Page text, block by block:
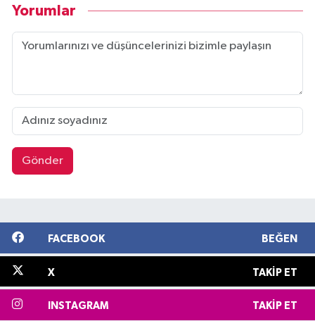
Yorumlar
Gönder
FACEBOOK BEĞEN
X TAKIP ET
INSTAGRAM TAKIP ET